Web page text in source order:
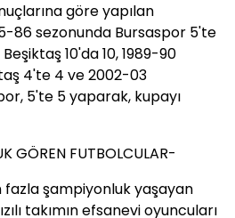
göre yapılan
86 sezonunda Bursaspor 5'te
10'da 10, 1989-90
4'te 4 ve 2002-03
5'te 5 yaparak, kupayı
GÖREN FUTBOLCULAR-
fazla şampiyonluk yaşayan
takımın efsanevi oyuncuları